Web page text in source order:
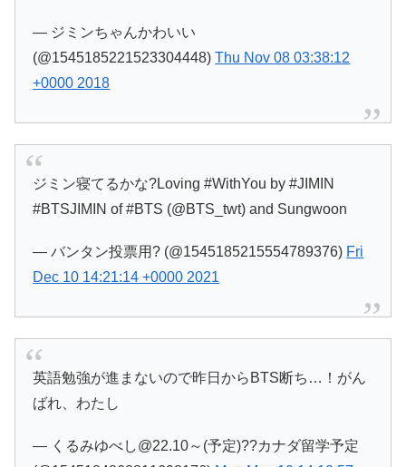
— ジミンちゃんかわいい
(@1545185221523304448)Thu Nov 08 03:38:12
+0000 2018
ジミン寝てるかな?Loving #WithYou by #JIMIN
#BTSJIMIN of #BTS (@BTS_twt) and Sungwoon
— バンタン投票用? (@1545185215554789376) Fri
Dec 10 14:21:14 +0000 2021
英語勉強が進まないので昨日からBTS断ち…！がん
ばれ、わたし
— くるみゆべし@22.10～(予定)??カナダ留学予定